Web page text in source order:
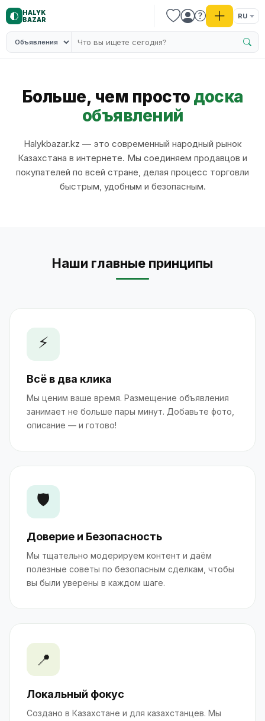
HALYK
BAZAR
RU
Больше, чем просто доска
объявлений
Halykbazar.kz — это современный народный рынок
Казахстана в интернете. Мы соединяем продавцов и
покупателей по всей стране, делая процесс торговли
быстрым, удобным и безопасным.
Наши главные принципы
⚡
Всё в два клика
Мы ценим ваше время. Размещение объявления
занимает не больше пары минут. Добавьте фото,
описание — и готово!
🛡️
Доверие и Безопасность
Мы тщательно модерируем контент и даём
полезные советы по безопасным сделкам, чтобы
вы были уверены в каждом шаге.
📍
Локальный фокус
Создано в Казахстане и для казахстанцев. Мы